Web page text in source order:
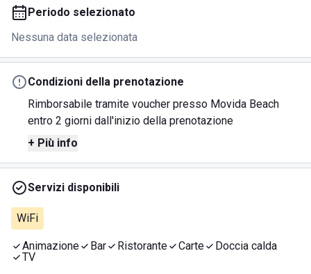
Periodo selezionato
Nessuna data selezionata
Condizioni della prenotazione
Rimborsabile tramite voucher presso Movida Beach
entro 2 giorni dall'inizio della prenotazione
+ Più info
Servizi disponibili
WiFi
Animazione Bar Ristorante Carte
Doccia calda
TV